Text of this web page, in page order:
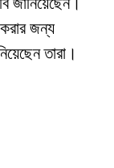
জন্য
তারা।